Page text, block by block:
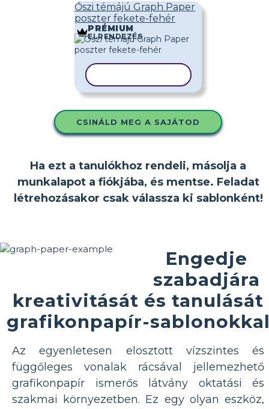
Őszi témájú Graph Paper
poszter fekete-fehér
PRÉMIUM
ELRENDEZÉS
CSINÁLD MEG A SAJÁTOD
Ha ezt a tanulókhoz rendeli, másolja a
munkalapot a fiókjába, és mentse. Feladat
létrehozásakor csak válassza ki sablonként!
Engedje
szabadjára
kreativitását és tanulását
grafikonpapír-
Az egyenletesen elosztott vízszintes és
függőleges vonalak rácsával jellemezhető
grafikonpapír ismerős látvány oktatási és
szakmai környezetben. Ez egy olyan eszköz,